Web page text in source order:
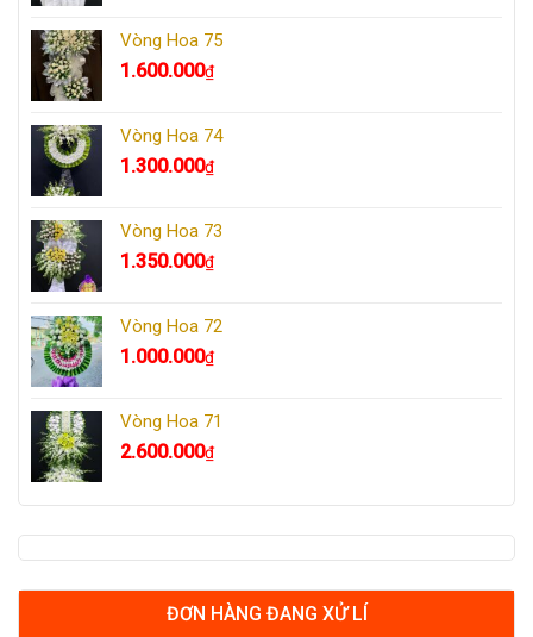
Vòng Hoa 75
1.600.000₫
Vòng Hoa 74
1.300.000₫
Vòng Hoa 73
1.350.000₫
Vòng Hoa 72
1.000.000₫
Vòng Hoa 71
2.600.000₫
ĐƠN HÀNG ĐANG XỬ LÍ